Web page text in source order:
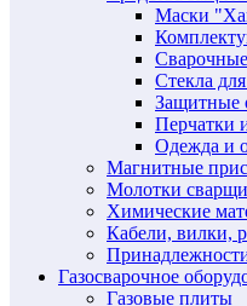
Маски
Стекла
Защитные
Перчатки
Одежда и
Магнитные
Молотки
Химические
Кабели, вилки,
Газосварочное
Газовые плиты